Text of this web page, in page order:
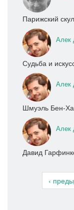
Парижский
Алек
Судьба и
Алек
Шмуэль Бен-
Алек
Давид
‹